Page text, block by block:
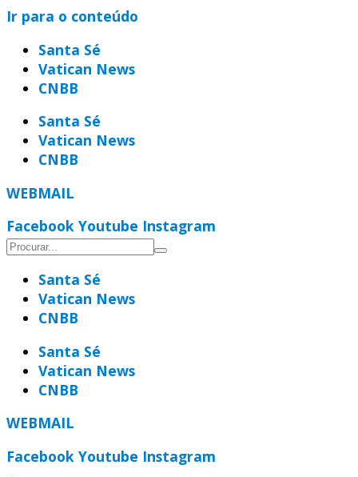
Ir para o conteúdo
Santa Sé
Vatican News
CNBB
Santa Sé
Vatican News
CNBB
WEBMAIL
Facebook Youtube Instagram
Santa Sé
Vatican News
CNBB
Santa Sé
Vatican News
CNBB
WEBMAIL
Facebook Youtube Instagram